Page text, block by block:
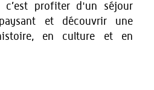
c’est profiter d'un séjour
et découvrir une
en culture et en